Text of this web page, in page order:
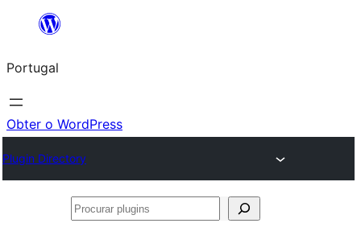
Saltar
o
conteúdo
Portugal
Obter o WordPress
Plugin Directory
Procurar